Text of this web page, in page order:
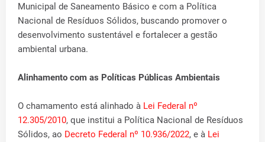
Municipal de Saneamento Básico e com a Política
Nacional de Resíduos Sólidos, buscando promover o
desenvolvimento sustentável e fortalecer a gestão
ambiental urbana.
Alinhamento com as Políticas Públicas Ambientais
O chamamento está alinhado à Lei Federal nº
12.305/2010, que institui a Política Nacional de Resíduos
Sólidos, ao Decreto Federal nº 10.936/2022, e à Lei